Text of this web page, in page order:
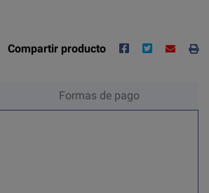
Compartir producto
Formas de pago